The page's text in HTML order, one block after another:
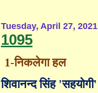
Tuesday, April 27, 2021
1095
1-निकलेगा हल
शिवानन्द सिंह'सहयोगी'